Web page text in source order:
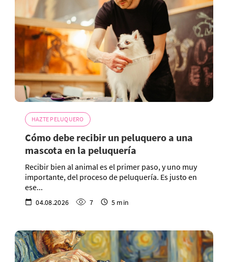
HAZTE PELUQUERO
Cómo debe recibir un peluquero a una
mascota en la peluquería
Recibir bien al animal es el primer paso, y uno muy
importante, del proceso de peluquería. Es justo en
ese...
04.08.2026 7 5 min